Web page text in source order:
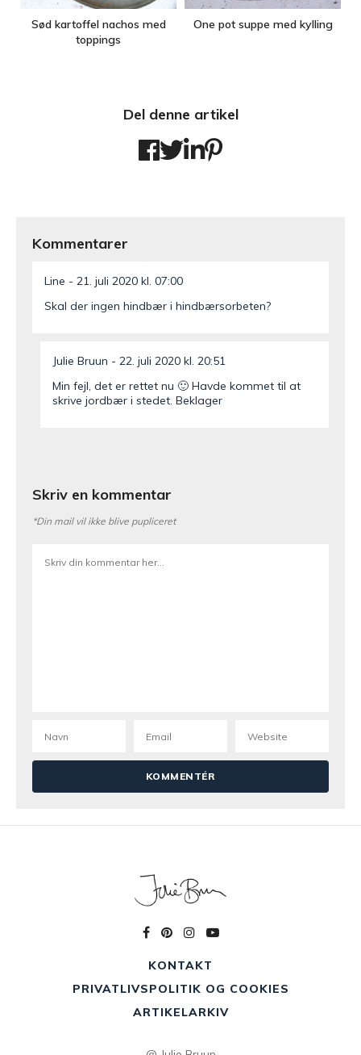
Sød kartoffel nachos med
toppings
One pot suppe med kylling
Del denne artikel
Kommentarer
Line
21. juli 2020 kl. 07:00
Skal der ingen hindbær i hindbærsorbeten?
Julie Bruun
22. juli 2020 kl. 20:51
Min fejl, det er rettet nu 🙂 Havde kommet til at
skrive jordbær i stedet. Beklager
Skriv en kommentar
*Din mail vil ikke blive pupliceret
KONTAKT
PRIVATLIVSPOLITIK OG COOKIES
ARTIKELARKIV